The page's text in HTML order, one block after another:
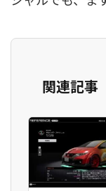
関連記事